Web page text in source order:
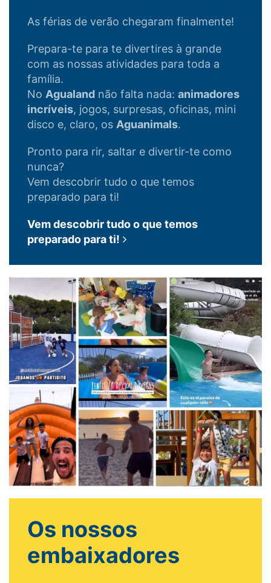
As férias de verão chegaram finalmente!
Prepara-te para te divertires à grande
com as nossas atividades para toda a
família.
No Agualand não falta nada: animadores
incríveis, jogos, surpresas, oficinas, mini
disco e, claro, os Aguanimals.
Pronto para rir, saltar e divertir-te como
nunca?
Vem descobrir tudo o que temos
preparado para ti!
Vem descobrir tudo o que temos
preparado para ti!
Os nossos
embaixadores